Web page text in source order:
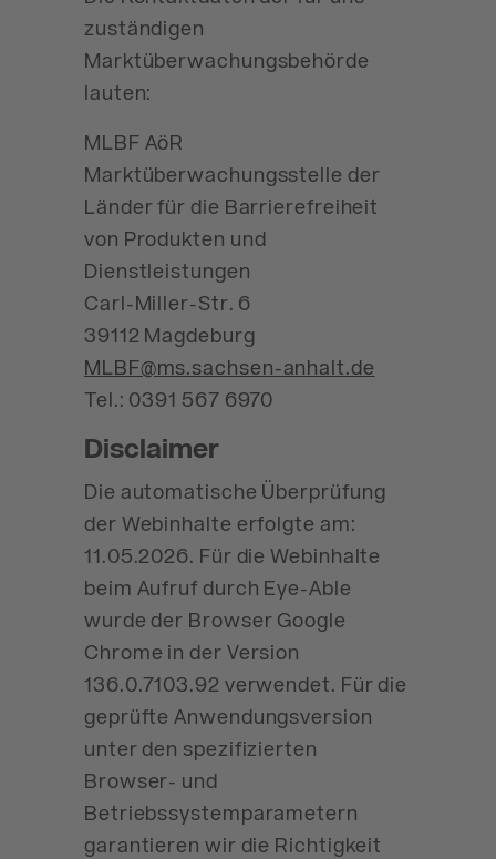
zuständigen
Marktüberwachungsbehörde
lauten:
MLBF AöR
Marktüberwachungsstelle der
Länder für die Barrierefreiheit
von Produkten und
Dienstleistungen
Carl-Miller-Str. 6
39112 Magdeburg
MLBF@ms.sachsen-​anhalt.de
Tel.: 0391 567 6970
Disclaimer
Die automatische Überprüfung
der Webinhalte erfolgte am:
11.05.2026. Für die Webinhalte
beim Aufruf durch Eye-Able
wurde der Browser Google
Chrome in der Version
136.0.7103.92 verwendet. Für die
geprüfte Anwendungsversion
unter den spezifizierten
Browser- und
Betriebssystemparametern
garantieren wir die Richtigkeit